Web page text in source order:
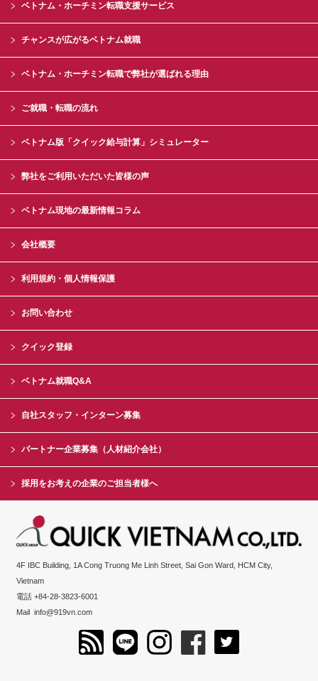
ベトナム・ホーチミン転職支援サービス
チャンスが広がるベトナム就職
ベトナム・ホーチミン転職で弊社が選ばれる理由
ご就職・転職の流れ
ベトナム版「クイック給与計算」シミュレーター
弊社をご利用いただいた皆様の声
ベトナム現地の最新情報コラム
会社概要
利用規約・個人情報保護
お問い合わせ
クイック登録
ベトナム就職Q&A
自社スタッフ・インターン募集
パートナー企業募集（人材紹介会社）
採用をお考えの企業のご担当者様へ
4F IBC Building, 1A Cong Truong Me Linh Street, Sai Gon Ward, HCM City,
Vietnam
電話 +84-28-3823-6001
Mailinfo@919vn.com